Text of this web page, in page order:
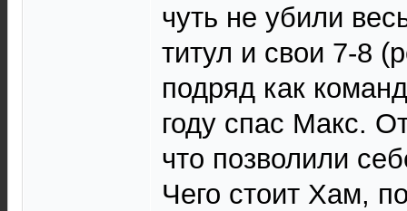
чуть не убили
титул и свои 7-8
подряд как
году спас Макс.
что позволили
Чего стоит Хам,